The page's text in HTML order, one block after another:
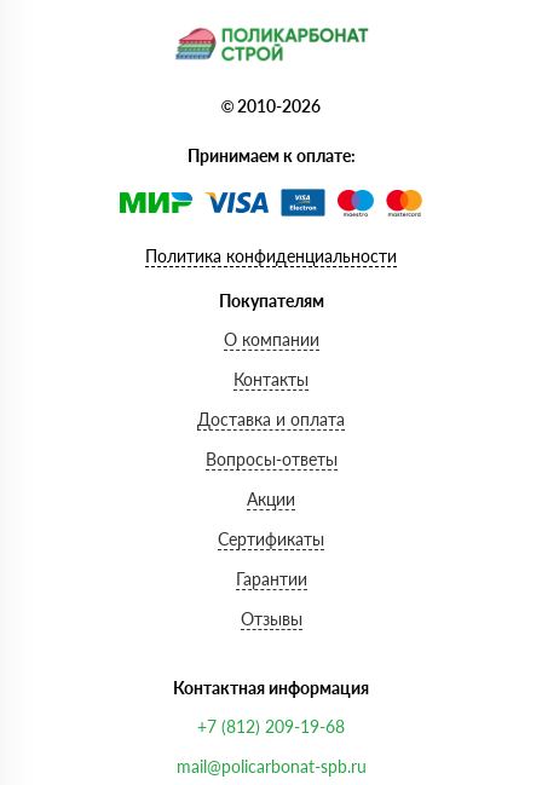
© 2010-2026
Принимаем к оплате:
Политика конфиденциальности
Покупателям
О компании
Контакты
Доставка и оплата
Вопросы-ответы
Акции
Сертификаты
Гарантии
Отзывы
Контактная информация
+7 (812) 209-19-68
mail@policarbonat-spb.ru